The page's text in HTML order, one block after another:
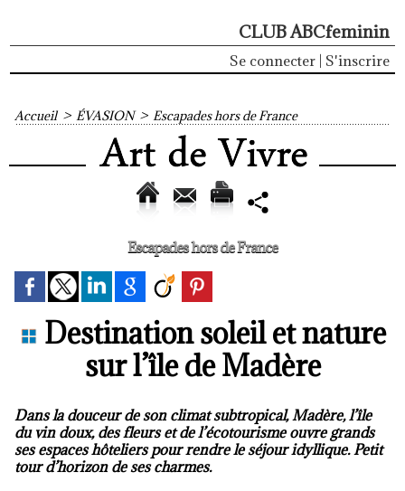
CLUB ABCfeminin
Se connecter S'inscrire
Accueil > ÉVASION > Escapades hors de France
Escapades hors de France
Destination soleil et nature
sur l’île de Madère
Dans la douceur de son climat subtropical, Madère, l’île
du vin doux, des fleurs et de l’écotourisme ouvre grands
ses espaces hôteliers pour rendre le séjour idyllique. Petit
tour d’horizon de ses charmes.